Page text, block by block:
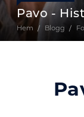
Pavo -
Hem Blogg